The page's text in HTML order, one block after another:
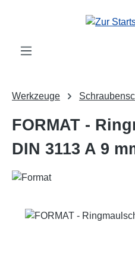
Zum Hauptinhalt springen
Werkzeuge
FORMAT -
DIN 3113 A 9
Bildergalerie überspringen